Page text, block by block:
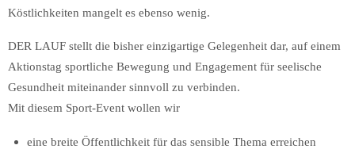
Köstlichkeiten mangelt es ebenso wenig.
DER LAUF stellt die bisher einzigartige Gelegenheit dar, auf einem
Aktionstag sportliche Bewegung und Engagement für seelische
Gesundheit miteinander sinnvoll zu verbinden.
Mit diesem Sport-Event wollen wir
eine breite Öffentlichkeit für das sensible Thema erreichen